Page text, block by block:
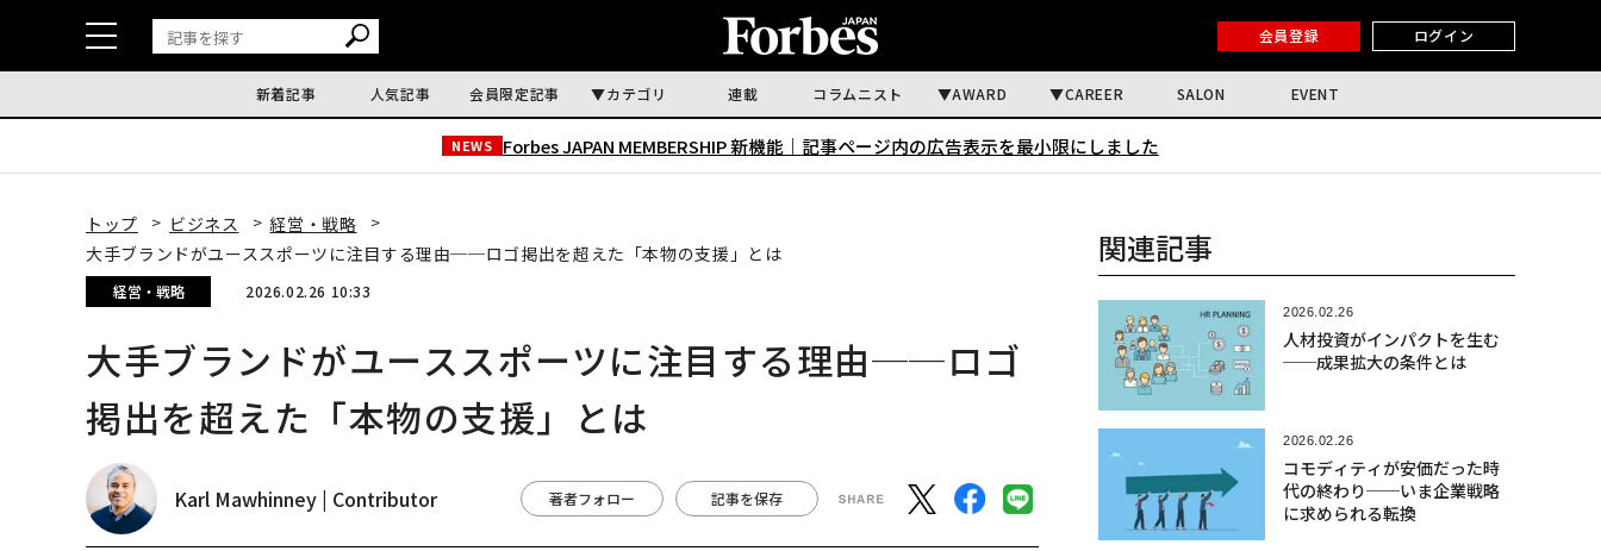
会員登録 ログイン
新着記事 人気記事 会員限定記事 カテゴリ 連載 コラムニスト AWARD CAREER SALON EVENT
NEWS Forbes JAPAN MEMBERSHIP 新機能｜ 記事ページ内の広告表示を最小限にしました
トップ ビジネス
経営・戦略
大手ブランドがユーススポーツに注目する理由──ロゴ掲出を超えた「本物の支援」とは
経営・戦略 2026.02.26 10:33
大手ブランドがユーススポーツに注目する理由──ロゴ
掲出を超えた「本物の支援」とは
Karl Mawhinney | Contributor 著者フォロー 記事を保存
関連記事
2026.02.26
人材投資がインパクトを生む
──成果拡大の条件とは
2026.02.26
コモディティが安価だった時
代の終わり──いま企業戦略
に求められる転換